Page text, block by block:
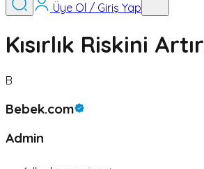
Üye Ol / Giriş Yap
Kısırlık Riskini
B
Bebek.com
Admin